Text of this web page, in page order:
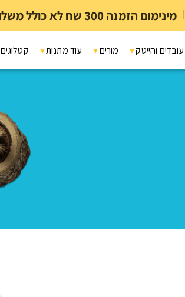
| מינימום הזמנה 300 שח לא כולל משלוח ומיתוג
עובדים והייטק מורים עוד מתנות קטלוגים